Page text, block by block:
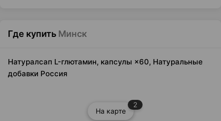
Где купить Минск
Натуралсап L-глютамин, капсулы ×60, Натуральные
добавки Россия
На карте
2